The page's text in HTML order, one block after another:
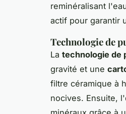
reminéralisant
actif pour garantir
Technologie de
La technologie de
gravité et une
filtre céramique à
nocives. Ensuite,